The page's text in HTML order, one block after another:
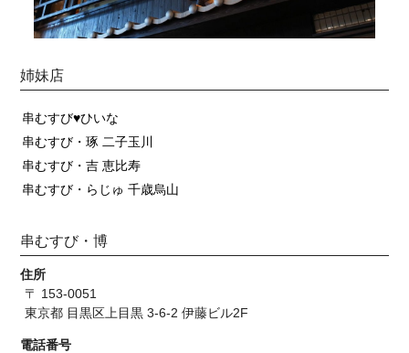
姉妹店
串むすび♥ひいな
串むすび・琢 二子玉川
串むすび・吉 恵比寿
串むすび・らじゅ 千歳烏山
串むすび・博
住所
〒 153-0051
東京都 目黒区上目黒 3-6-2 伊藤ビル2F
電話番号